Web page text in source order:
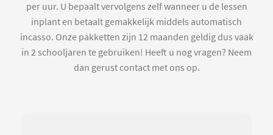
per uur. U bepaalt vervolgens zelf wanneer u de lessen
inplant en betaalt gemakkelijk middels automatisch
incasso. Onze pakketten zijn 12 maanden geldig dus vaak
in 2 schooljaren te gebruiken! Heeft u nog vragen? Neem
dan gerust contact met ons op.